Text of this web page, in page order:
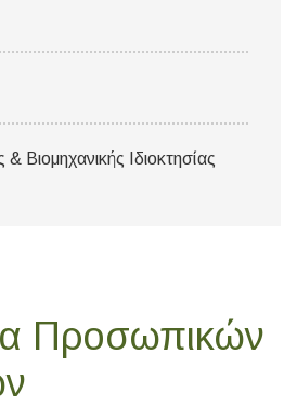
& Βιομηχανικής Ιδιοκτησίας
Προσωπικών